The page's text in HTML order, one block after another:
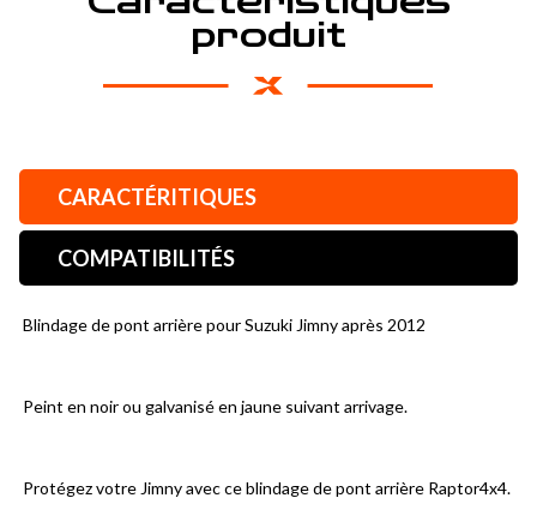
produit
CARACTÉRITIQUES
COMPATIBILITÉS
Blindage de pont arrière pour Suzuki Jimny après 2012
Peint en noir ou galvanisé en jaune suivant arrivage.
Protégez votre Jimny avec ce blindage de pont arrière Raptor4x4.